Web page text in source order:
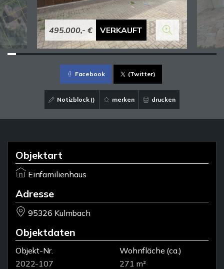
495.000,- € VERKAUFT
Facebook (Twitter)
Notizblock () merken drucken
Objektart
Einfamilienhaus
Adresse
95326 Kulmbach
Objektdaten
Objekt-Nr.
2022-107
Wohnfläche (ca.)
271 m²